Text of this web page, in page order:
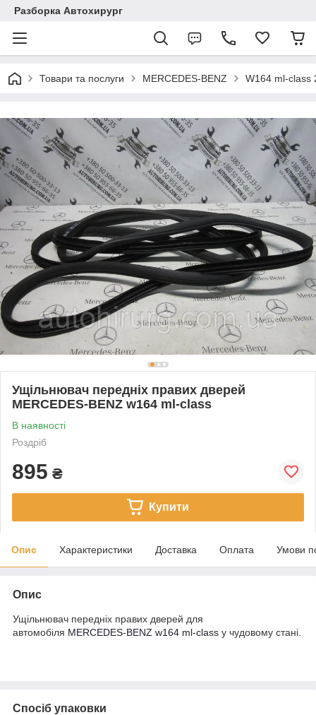
Разборка Автохирург
Товари та послуги MERCEDES-BENZ W164 ml-class
Ущільнювач передніх правих дверей
MERCEDES-BENZ w164 ml-class
В наявності
Роздріб
895 ₴
Купити
Опис Характеристики Доставка Оплата Умови
Опис
Ущільнювач передніх правих дверей для
автомобіля MERCEDES-BENZ w164 ml-class у чудовому стані.
Спосіб упаковки